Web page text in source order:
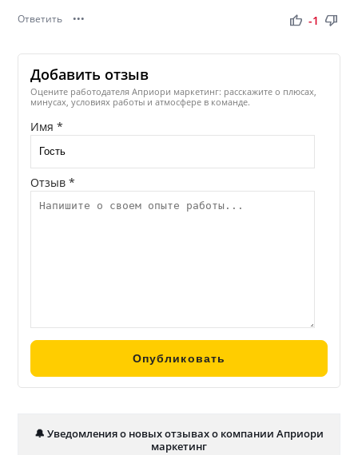
Ответить ••• thumb_up thumb_down
-1
Добавить отзыв
Оцените работодателя Априори маркетинг: расскажите о плюсах,
минусах, условиях работы и атмосфере в команде.
Имя *
Отзыв *
🔔 Уведомления о новых отзывах о компании Априори
маркетинг